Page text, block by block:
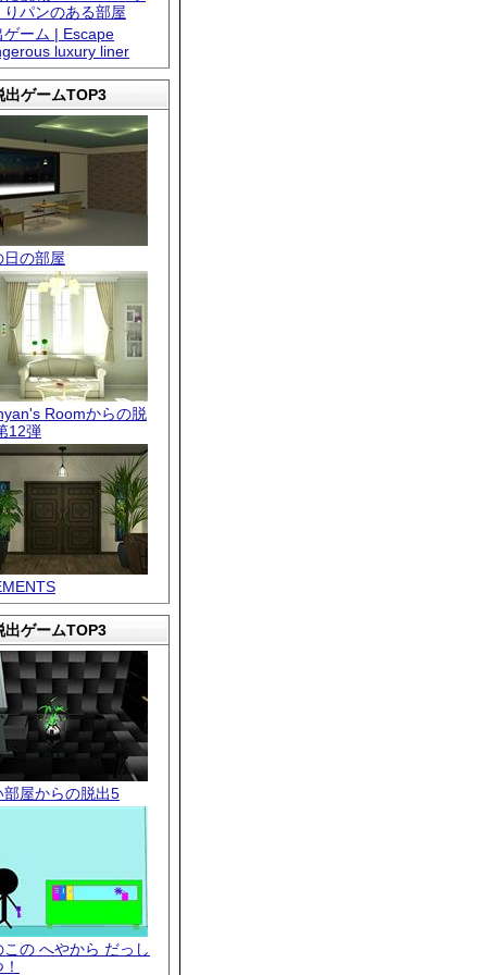
りパンのある部屋
ゲーム | Escape
luxury liner
出ゲームTOP3
日の部屋
Roomからの脱
12弾
出ゲームTOP3
部屋からの脱出5
この へやから だっし